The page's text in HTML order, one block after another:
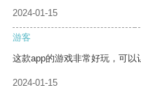
2024-01-15
游客
这款app的游戏非常好玩，可以
2024-01-15